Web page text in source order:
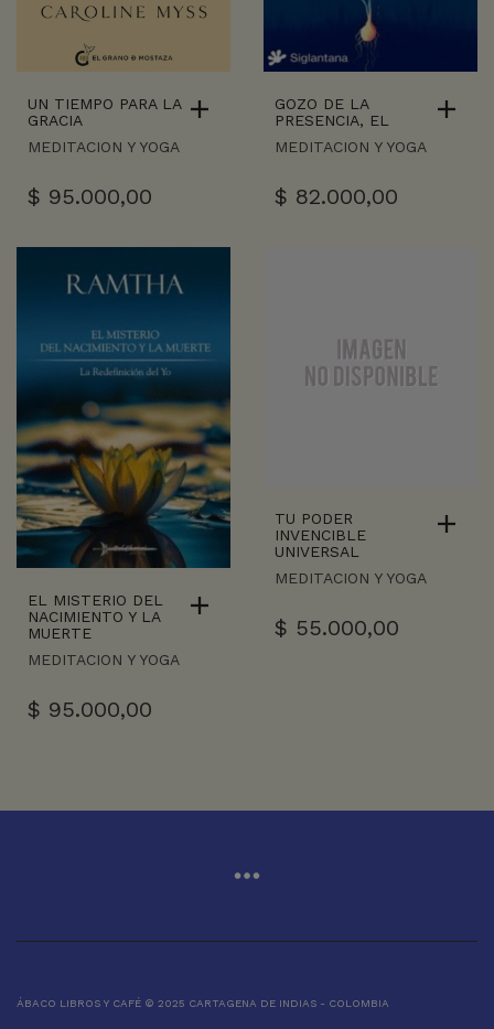
UN TIEMPO PARA LA
GRACIA
MEDITACION Y YOGA
$ 95.000,00
GOZO DE LA
PRESENCIA, EL
MEDITACION Y YOGA
$ 82.000,00
EL MISTERIO DEL
NACIMIENTO Y LA
MUERTE
MEDITACION Y YOGA
$ 95.000,00
TU PODER
INVENCIBLE
UNIVERSAL
MEDITACION Y YOGA
$ 55.000,00
ÁBACO LIBROS Y CAFÉ © 2025 CARTAGENA DE INDIAS - COLOMBIA